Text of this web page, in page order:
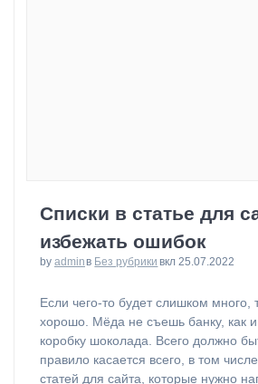
Списки в статье для
избежать ошибок
by adminв Без рубрики вкл 25.07.2022
⁠Если чего-то будет слишком много,
хорошо. Мёда не съешь банку, как
коробку шоколада. Всего должно
правило касается всего, в том
статей для сайта, которые нужно